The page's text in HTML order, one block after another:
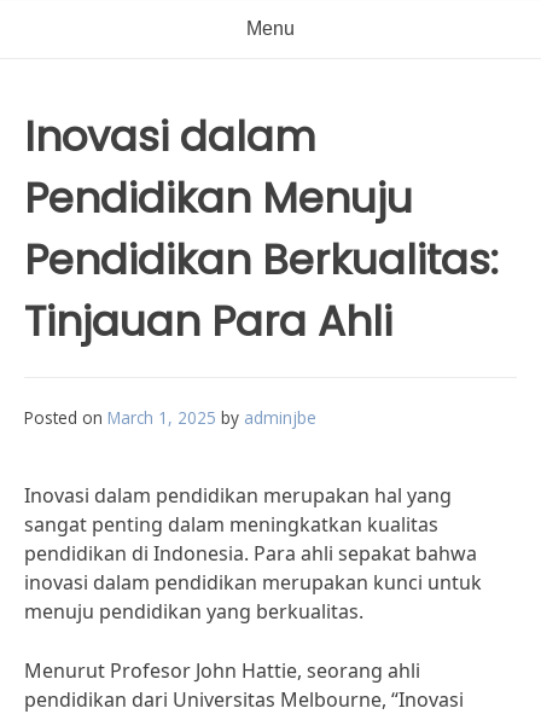
Menu
Inovasi dalam
Pendidikan Menuju
Pendidikan Berkualitas:
Tinjauan Para Ahli
Posted on March 1, 2025 by adminjbe
Inovasi dalam pendidikan merupakan hal yang
sangat penting dalam meningkatkan kualitas
pendidikan di Indonesia. Para ahli sepakat bahwa
inovasi dalam pendidikan merupakan kunci untuk
menuju pendidikan yang berkualitas.
Menurut Profesor John Hattie, seorang ahli
pendidikan dari Universitas Melbourne, “Inovasi